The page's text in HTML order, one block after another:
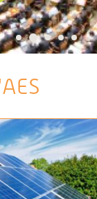
1 2 3 4 5